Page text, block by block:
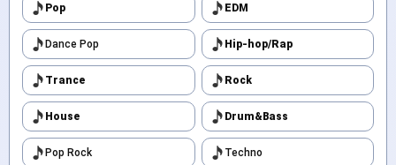
Pop EDM
Dance Pop Hip-hop/Rap
Trance Rock
House Drum&Bass
Pop Rock Techno